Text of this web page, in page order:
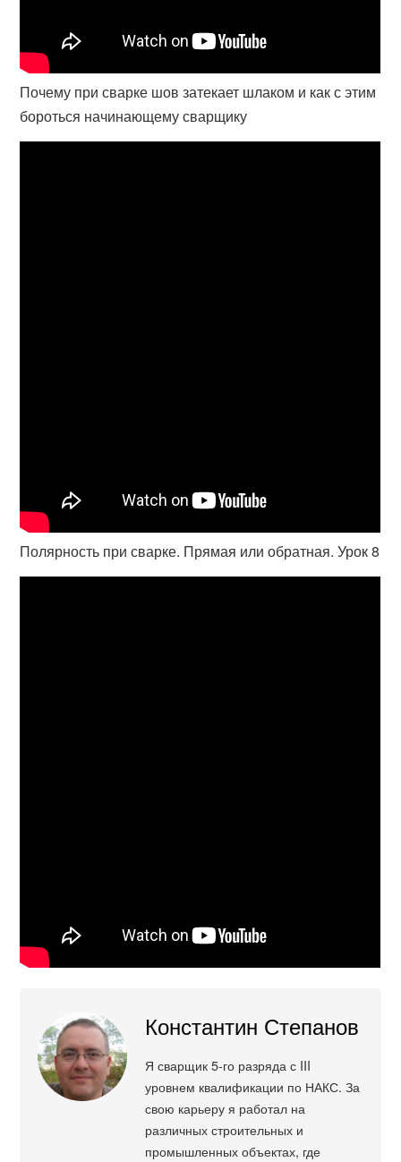
Почему при сварке шов затекает шлаком и как с этим
бороться начинающему сварщику
Полярность при сварке. Прямая или обратная. Урок 8
Константин Степанов
Я сварщик 5-го разряда с III
уровнем квалификации по НАКС. За
свою карьеру я работал на
различных строительных и
промышленных объектах, где